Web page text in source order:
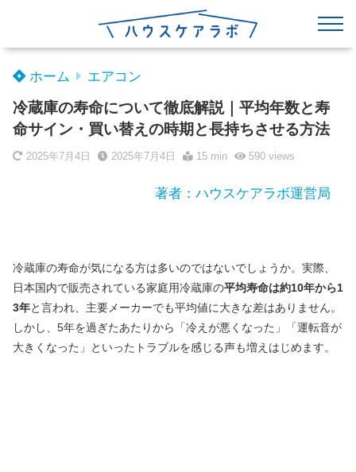
ホーム エアコン
冷蔵庫の寿命について徹底解説｜平均年数と寿
命サイン・買い替えの時期と長持ちさせる方法
2025年7月4日 2025年7月4日 15 min 590views
著者：ハウスケアラボ運営局
冷蔵庫の寿命が気になる方は多いのではないでしょうか。実際、
日本国内で販売されている家庭用冷蔵庫の平均寿命は約10年から1
3年と言われ、主要メーカーでも平均値に大きな差はありません。
しかし、5年を過ぎたあたりから「冷えが悪くなった」「運転音が
大きくなった」といったトラブルを感じる声も増えはじめます。